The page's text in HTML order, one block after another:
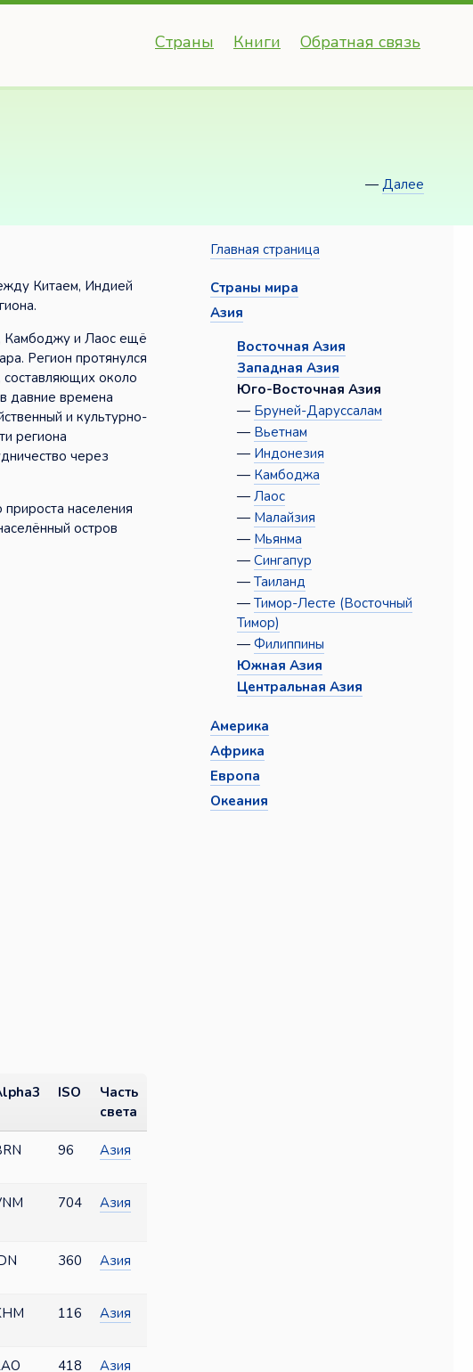
Страны Книги Обратная связь
— Далее
Китаем, Индией
Камбоджу и Лаос ещё
Регион протянулся
составляющих около
давние времена
и культурно-
региона
через
населения
остров
ISO
Часть
света
96 Азия
704 Азия
360 Азия
116 Азия
418 Азия
Главная страница
Страны мира
Азия
Восточная Азия
Западная Азия
Юго-Восточная Азия
— Бруней-Даруссалам
— Вьетнам
— Индонезия
— Камбоджа
—Лаос
— Малайзия
— Мьянма
—Сингапур
—Таиланд
—Тимор-Лесте (Восточный
Тимор)
—Филиппины
Южная Азия
Центральная Азия
Америка
Африка
Европа
Океания